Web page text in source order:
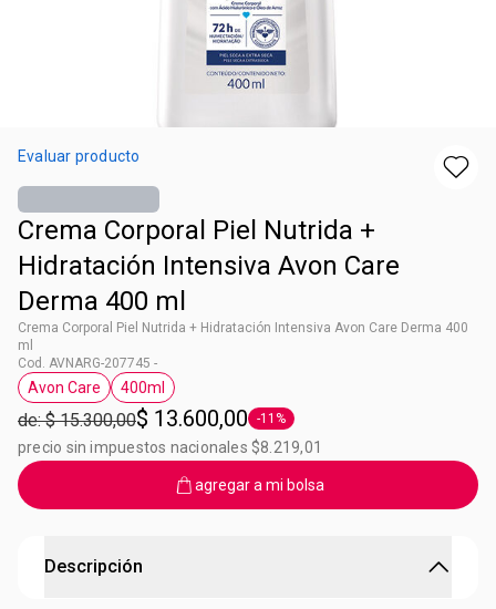
Evaluar producto
Crema Corporal Piel Nutrida +
Hidratación Intensiva Avon Care
Derma 400 ml
Crema Corporal Piel Nutrida + Hidratación Intensiva Avon Care Derma 400
ml
Cod. AVNARG-207745 -
Etiqueta Avon Care
Avon Care
Etiqueta 400ml
400ml
de: $ 15.300,00$ 13.600,00 Etiqueta -11%
-11%
precio sin impuestos nacionales $8.219,01
agregar a mi bolsa
Descripción